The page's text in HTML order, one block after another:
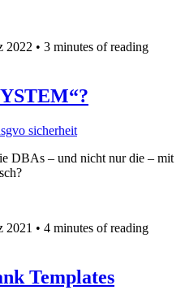
2022 • 3 minutes of reading
DBAs – und nicht nur die – mit
2021 • 4 minutes of reading
Templates